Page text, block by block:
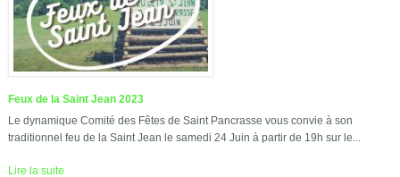
Feux de la Saint Jean 2023
Le dynamique Comité des Fêtes de Saint Pancrasse vous convie à son
traditionnel feu de la Saint Jean le samedi 24 Juin à partir de 19h sur le...
Lire la suite